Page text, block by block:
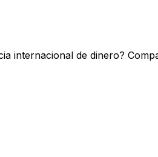
internacional de dinero?